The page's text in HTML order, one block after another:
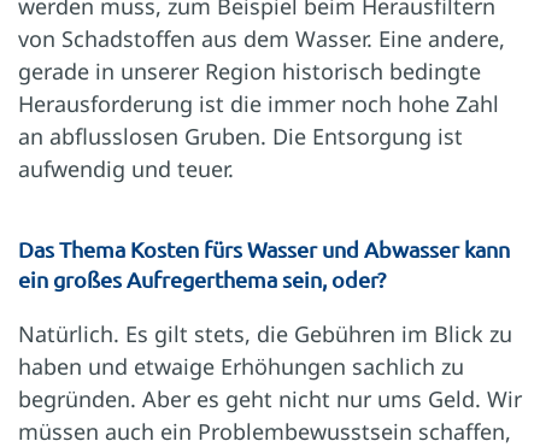
von Schadstoffen aus dem Wasser. Eine andere,
gerade in unserer Region historisch bedingte
Herausforderung ist die immer noch hohe Zahl
an abflusslosen Gruben. Die Entsorgung ist
aufwendig und teuer.
Das Thema Kosten fürs Wasser und Abwasser kann
ein großes Aufregerthema sein, oder?
Natürlich. Es gilt stets, die Gebühren im Blick zu
haben und etwaige Erhöhungen sachlich zu
begründen. Aber es geht nicht nur ums Geld. Wir
müssen auch ein Problembewusstsein schaffen,